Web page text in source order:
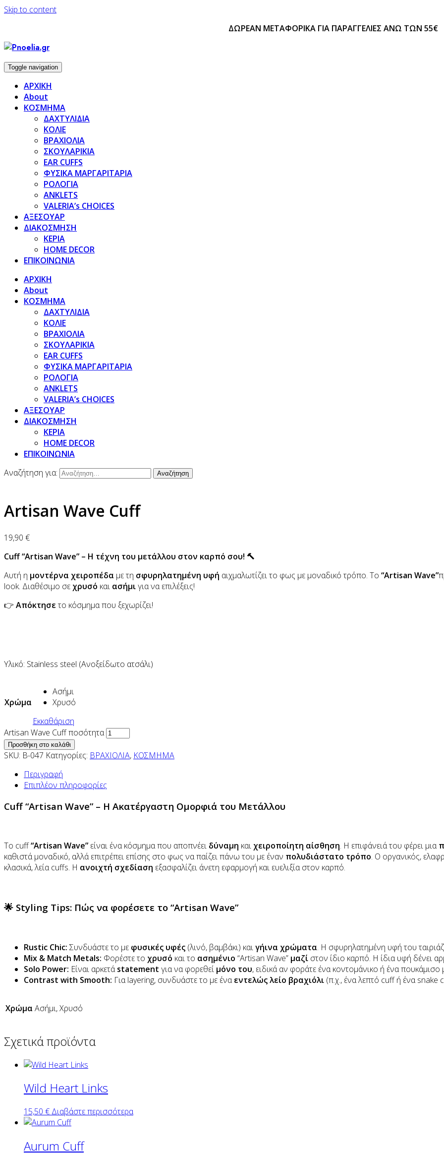
Skip to content
ΔΩΡΕΑΝ ΜΕΤΑΦΟΡΙΚΑ ΓΙΑ ΠΑΡΑΓΓΕΛΙΕΣ ΑΝΩ ΤΩΝ 55€
Toggle navigation
ΑΡΧΙΚΗ
About
ΚΟΣΜΗΜΑ
ΔΑΧΤΥΛΙΔΙΑ
ΚΟΛΙΕ
ΒΡΑΧΙΟΛΙΑ
ΣΚΟΥΛΑΡΙΚΙΑ
EAR CUFFS
ΦΥΣΙΚΑ ΜΑΡΓΑΡΙΤΑΡΙΑ
ΡΟΛΟΓΙΑ
ANKLETS
VALERIA’s CHOICES
ΑΞΕΣΟΥΑΡ
ΔΙΑΚΟΣΜΗΣΗ
ΚΕΡΙΑ
HOME DECOR
ΕΠΙΚΟΙΝΩΝΙΑ
ΑΡΧΙΚΗ
About
ΚΟΣΜΗΜΑ
ΔΑΧΤΥΛΙΔΙΑ
ΚΟΛΙΕ
ΒΡΑΧΙΟΛΙΑ
ΣΚΟΥΛΑΡΙΚΙΑ
EAR CUFFS
ΦΥΣΙΚΑ ΜΑΡΓΑΡΙΤΑΡΙΑ
ΡΟΛΟΓΙΑ
ANKLETS
VALERIA’s CHOICES
ΑΞΕΣΟΥΑΡ
ΔΙΑΚΟΣΜΗΣΗ
ΚΕΡΙΑ
HOME DECOR
ΕΠΙΚΟΙΝΩΝΙΑ
Αναζήτηση για:
Artisan Wave Cuff
19,90 €
Cuff “Artisan Wave” – Η τέχνη του μετάλλου στον καρπό σου! 🔨
Αυτή η μοντέρνα χειροπέδα με τη σφυρηλατημένη υφή αιχμαλωτίζει το φως με μοναδικό τρόπο. Το “Artisan Wave”
look. Διαθέσιμο σε χρυσό και ασήμιγια να επιλέξεις!
👉 Απόκτησετο κόσμημα που ξεχωρίζει!
Υλικό: Stainless steel (Ανοξείδωτο ατσάλι)
Χρώμα
Ασήμι
Χρυσό
Εκκαθάριση
Artisan Wave Cuff ποσότητα
Προσθήκη στο καλάθι
SKU: B-047 Κατηγορίες: ΒΡΑΧΙΟΛΙΑ, ΚΟΣΜΗΜΑ
Περιγραφή
Επιπλέον πληροφορίες
Cuff “Artisan Wave” – Η Ακατέργαστη Ομορφιά του Μετάλλου
Το cuff“Artisan Wave” είναι ένα κόσμημα που αποπνέει δύναμη και χειροποίητη αίσθηση. Η επιφάνειά του φέρει μια
καθιστά μοναδικό, αλλά επιτρέπει επίσης στο φως να παίζει πάνω του με έναν πολυδιάστατο τρόπο. Ο οργανικός,
κλασικά, λεία cuffs. Η ανοιχτή σχεδίαση εξασφαλίζει άνετη εφαρμογή και ευελιξία στον καρπό.
🌟 Styling Tips: Πώς να φορέσετε το “Artisan Wave”
Rustic Chic: Συνδυάστε το με φυσικές υφές (λινό, βαμβάκι) καιγήινα χρώματα. Η σφυρηλατημένη υφή του
Mix & Match Metals: Φορέστε το χρυσό και το ασημένιο “Artisan Wave” μαζί στον ίδιο καρπό. Η ίδια υφή δένει
Solo Power: Είναι αρκετάstatement για να φορεθεί μόνο του, ειδικά αν φοράτε ένα κοντομάνικο ή ένα πουκάμισο
Contrast with Smooth: Για layering, συνδυάστε το με έναεντελώς λείο βραχιόλι (π.χ., ένα λεπτό cuff ή ένα snake
Χρώμα Ασήμι, Χρυσό
Σχετικά προϊόντα
Wild Heart Links
15,50 € Διαβάστε περισσότερα
Aurum Cuff